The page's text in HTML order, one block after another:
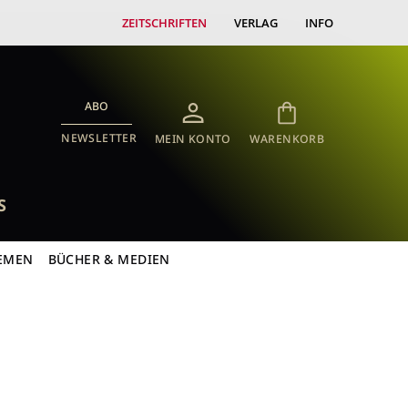
ZEITSCHRIFTEN VERLAG INFO
ABO
NEWSLETTER MEIN KONTO WARENKORB
BÜCHER & MEDIEN